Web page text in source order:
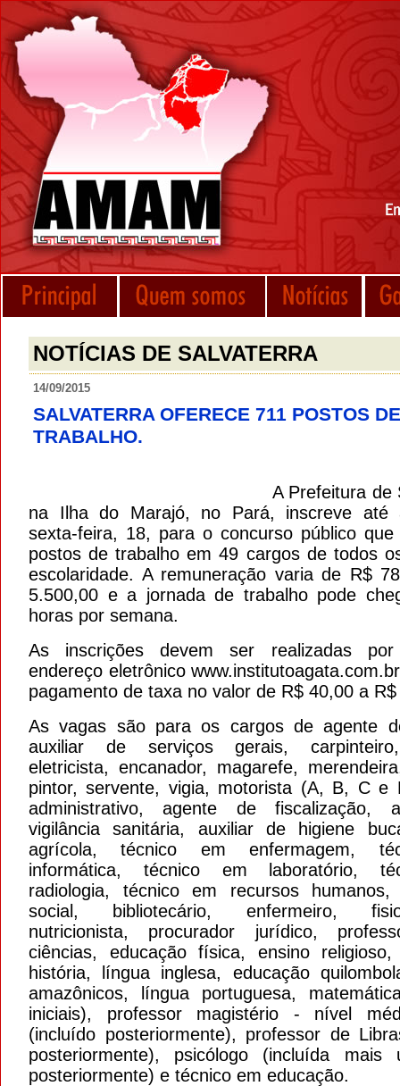
NOTÍCIAS DE SALVATERRA
14/09/2015
SALVATERRA OFERECE 711 POSTOS DE
TRABALHO.
A Prefeitura de
na Ilha do Marajó, no Pará, inscreve até
sexta-feira, 18, para o concurso público que
postos de trabalho em 49 cargos de todos
escolaridade. A remuneração varia de R$
5.500,00 e a jornada de trabalho pode
horas por semana.
As inscrições devem ser realizadas
endereço eletrônico
pagamento de taxa no valor de R$ 40,00 a
As vagas são para os cargos de agente
auxiliar de serviços gerais,
eletricista, encanador, magarefe,
pintor, servente, vigia, motorista (A, B, C e
administrativo, agente de fiscalização,
vigilância sanitária, auxiliar de higiene
agrícola, técnico em enfermagem,
informática, técnico em laboratório,
radiologia, técnico em recursos humanos,
social, bibliotecário, enfermeiro,
nutricionista, procurador jurídico,
ciências, educação física, ensino religioso,
história, língua inglesa, educação
amazônicos, língua portuguesa,
iniciais), professor magistério - nível
(incluído posteriormente), professor de
posteriormente), psicólogo (incluída mais
posteriormente) e técnico em educação.